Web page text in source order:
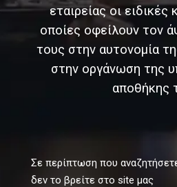
εταιρείας οι ειδικές
οποίες οφείλουν τον
τους στην αυτονομία
στην οργάνωση της
αποθήκης
Σε περίπτωση που
δεν το βρείτε στο site μας